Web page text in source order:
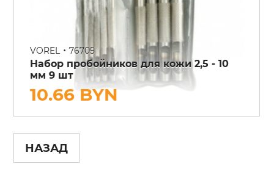
VOREL • 76705
Набор пробойников для кожи 2,5 - 10
мм 9 шт
10.66 BYN
НАЗАД